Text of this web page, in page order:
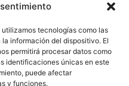
tecnologías como las
información del dispositivo. El
permitirá procesar datos como
identificaciones únicas en este
puede afectar
y funciones.